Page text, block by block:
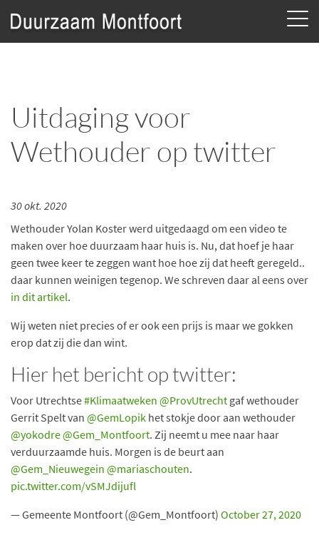
Uitdaging voor
Wethouder op twitter
30 okt. 2020
Wethouder Yolan Koster werd uitgedaagd om een video te
maken over hoe duurzaam haar huis is. Nu, dat hoef je haar
geen twee keer te zeggen want hoe hoe zij dat heeft geregeld..
daar kunnen weinigen tegenop. We schreven daar al eens over
in dit artikel.
Wij weten niet precies of er ook een prijs is maar we gokken
erop dat zij die dan wint.
Hier het bericht op twitter:
Voor Utrechtse#Klimaatweken @ProvUtrecht gaf wethouder
Gerrit Spelt van @GemLopik het stokje door aan wethouder
@yokodre@Gem_Montfoort. Zij neemt u mee naar haar
verduurzaamde huis. Morgen is de beurt aan
@Gem_Nieuwegein @mariaschouten.
pic.twitter.com/vSMJdijufl
— Gemeente Montfoort (@Gem_Montfoort) October 27, 2020